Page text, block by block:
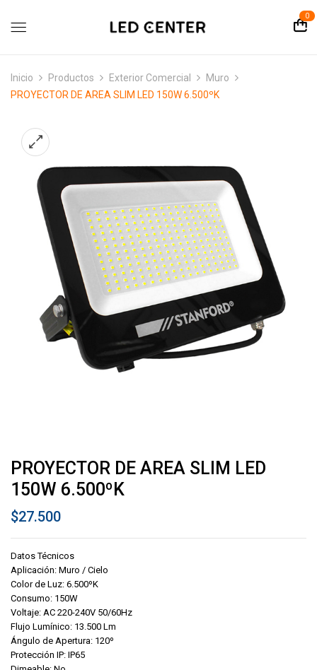
0
Inicio Productos Exterior Comercial
Muro
PROYECTOR DE AREA SLIM LED 150W 6.500ºK
PROYECTOR DE AREA SLIM LED
150W 6.500ºK
$27.500
Datos Técnicos
Aplicación: Muro / Cielo
Color de Luz: 6.500ºK
Consumo: 150W
Voltaje: AC 220-240V 50/60Hz
Flujo Lumínico: 13.500 Lm
Ángulo de Apertura: 120º
Protección IP: IP65